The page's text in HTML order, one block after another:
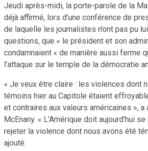
Jeudi après-midi, la porte-parole de la
déjà affirmé, lors d’une conférence de
de laquelle les journalistes n’ont pas pu
questions, que « le président et son
condamnaient « de manière aussi ferme
l’attaque sur le temple de la démocratie
« Je veux être claire : les violences dont
témoins hier au Capitole étaient
et contraires aux valeurs américaines », a
McEnany. « L’Amérique doit aujourd’hui
rejeter la violence dont nous avons été
ajouté.